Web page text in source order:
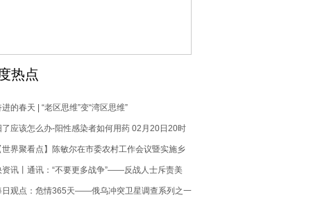
热点
进的春天 | “老区思维”变“湾区思维”
了应该怎么办-阳性感染者如何用药 02月20日20时
川资阳疫情数据
世界聚看点】陈敏尔在市委农村工作会议暨实施乡
振兴全面推进行动部署会议上强调 深入贯彻落实加
建设农业强国战略部署 扎实实施乡村振兴全面推进
资讯丨通讯：“不要更多战争”——反战人士斥责美
“战争机器”拱火牟利
日观点：危情365天——俄乌冲突卫星调查系列之一